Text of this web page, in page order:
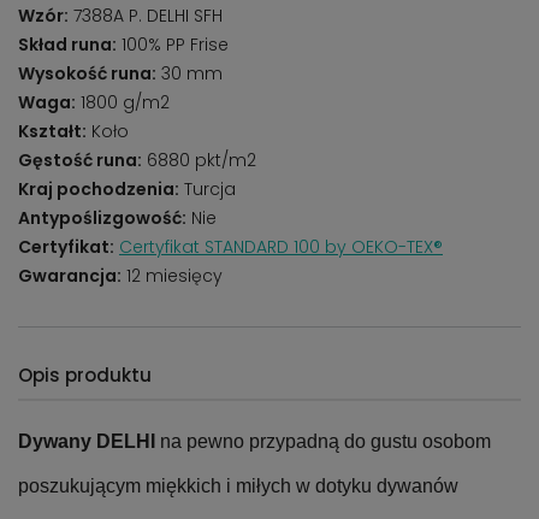
Wzór: 7388A P. DELHI SFH
Skład runa: 100% PP Frise
Wysokość runa: 30 mm
Waga: 1800 g/m2
Kształt: Koło
Gęstość runa: 6880 pkt/m2
Kraj pochodzenia: Turcja
Antypoślizgowość: Nie
Certyfikat: Certyfikat STANDARD 100 by OEKO-TEX®
Gwarancja: 12 miesięcy
Opis produktu
Dywany DELHI na pewno przypadną do gustu osobom
poszukującym miękkich i miłych w dotyku dywanów